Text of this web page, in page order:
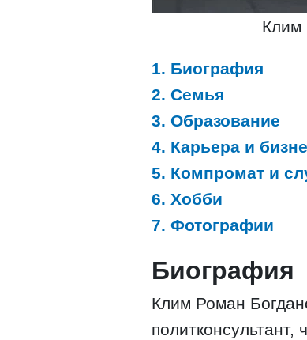
Клим
1. Биография
2. Семья
3. Образование
4. Карьера и
5. Компромат и
6. Хобби
7. Фотографии
Биография
Клим Роман
политконсультант,